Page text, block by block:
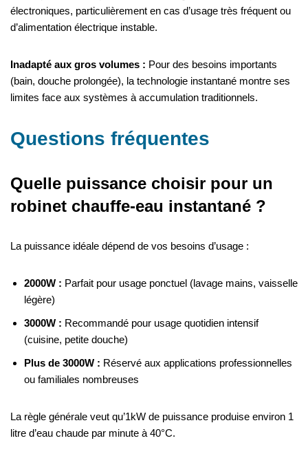
électroniques, particulièrement en cas d’usage très fréquent ou
d’alimentation électrique instable.
Inadapté aux gros volumes : Pour des besoins importants
(bain, douche prolongée), la technologie instantané montre ses
limites face aux systèmes à accumulation traditionnels.
Questions fréquentes
Quelle puissance choisir pour un
robinet chauffe-eau instantané ?
La puissance idéale dépend de vos besoins d’usage :
2000W : Parfait pour usage ponctuel (lavage mains, vaisselle
légère)
3000W : Recommandé pour usage quotidien intensif
(cuisine, petite douche)
Plus de 3000W : Réservé aux applications professionnelles
ou familiales nombreuses
La règle générale veut qu’1kW de puissance produise environ 1
litre d’eau chaude par minute à 40°C.